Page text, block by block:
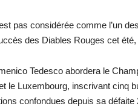
pas considérée comme l’un
des Diables Rouges cet
Tedesco abordera le
le Luxembourg, inscrivant cinq
confondues depuis sa